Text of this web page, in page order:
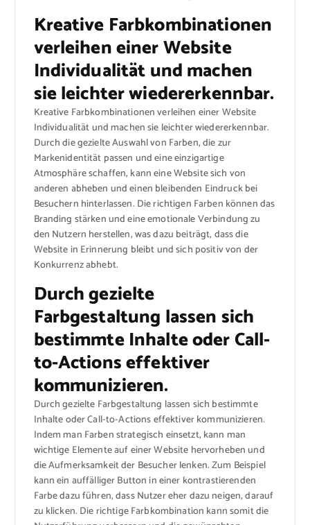
Kreative Farbkombinationen
verleihen einer Website
Individualität und machen
sie leichter wiedererkennbar.
Kreative Farbkombinationen verleihen einer Website
Individualität und machen sie leichter wiedererkennbar.
Durch die gezielte Auswahl von Farben, die zur
Markenidentität passen und eine einzigartige
Atmosphäre schaffen, kann eine Website sich von
anderen abheben und einen bleibenden Eindruck bei
Besuchern hinterlassen. Die richtigen Farben können das
Branding stärken und eine emotionale Verbindung zu
den Nutzern herstellen, was dazu beiträgt, dass die
Website in Erinnerung bleibt und sich positiv von der
Konkurrenz abhebt.
Durch gezielte
Farbgestaltung lassen sich
bestimmte Inhalte oder Call-
to-Actions effektiver
kommunizieren.
Durch gezielte Farbgestaltung lassen sich bestimmte
Inhalte oder Call-to-Actions effektiver kommunizieren.
Indem man Farben strategisch einsetzt, kann man
wichtige Elemente auf einer Website hervorheben und
die Aufmerksamkeit der Besucher lenken. Zum Beispiel
kann ein auffälliger Button in einer kontrastierenden
Farbe dazu führen, dass Nutzer eher dazu neigen, darauf
zu klicken. Die richtige Farbkombination kann somit die